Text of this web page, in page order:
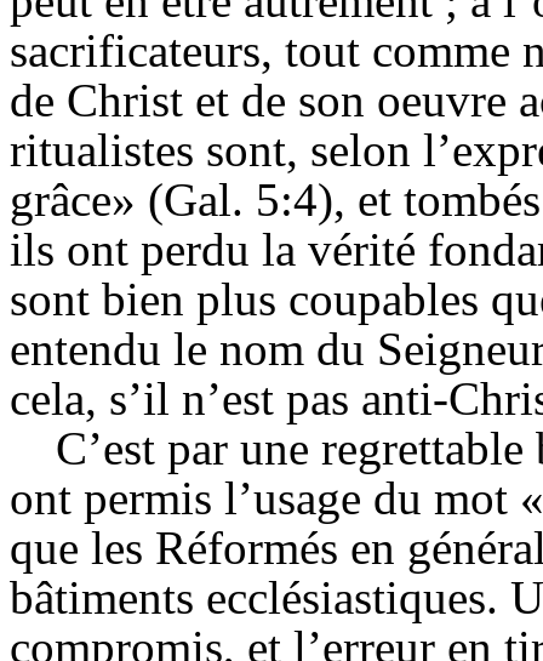
sacrificateurs, tout comme
de Christ et de son oeuvre
ritualistes sont, selon
grâce» (Gal. 5:4), et
ils ont perdu la vérité
sont bien plus coupables
entendu le nom du
cela, s’il n’est pas anti-
C’est par une
ont permis l’usage du mot
que les Réformés en
bâtiments ecclésiastiques.
compromis, et l’erreur en